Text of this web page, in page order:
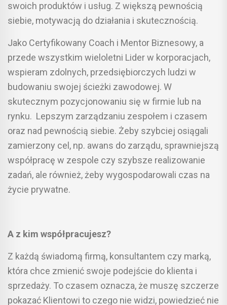
swoich produktów i usług. Z większą pewnością
siebie, motywacją do działania i skutecznością.
Jako Certyfikowany Coach i Mentor Biznesowy, a
przede wszystkim wieloletni Lider w korporacjach,
wspieram zdolnych, przedsiębiorczych ludzi w
budowaniu swojej ścieżki zawodowej. W
skutecznym pozycjonowaniu się w firmie lub na
rynku. Lepszym zarządzaniu zespołem i czasem
oraz nad pewnością siebie. Żeby szybciej osiągali
zamierzony cel, np. awans do zarządu, sprawniejszą
współpracę w zespole czy szybsze realizowanie
zadań, ale również, żeby wygospodarowali czas na
życie prywatne.
A z kim współpracujesz?
Z każdą świadomą firmą, konsultantem czy marką,
która chce zmienić swoje podejście do klienta i
sprzedaży. To czasem oznacza, że muszę szczerze
pokazać Klientowi to czego nie widzi, powiedzieć nie